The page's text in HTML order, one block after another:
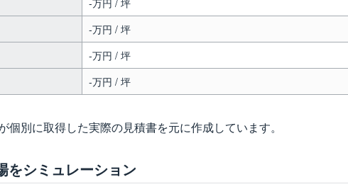
-万円 / 坪
-万円 / 坪
-万円 / 坪
-万円 / 坪
別に取得した実際の見積書を元に作成しています。
をシミュレーション